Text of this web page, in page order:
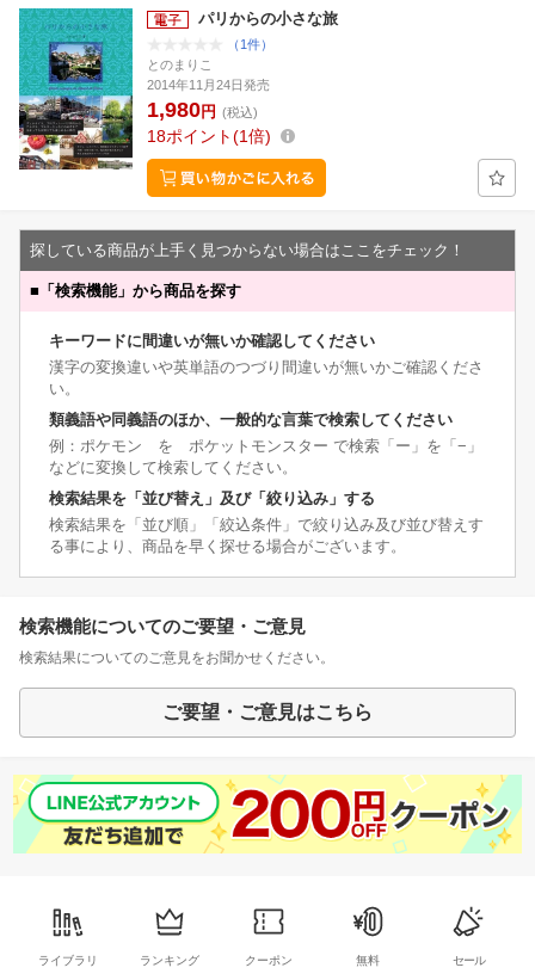
パリからの小さな旅
（1件）
とのまりこ
2014年11月24日発売
1,980円 (税込)
18ポイント 1倍
探している商品が上手く見つからない場合はここをチェック！
■ 「検索機能」から商品を探す
キーワードに間違いが無いか確認してください
漢字の変換違いや英単語のつづり間違いが無いかご確認くださ
い。
類義語や同義語のほか、一般的な言葉で検索してください
例：ポケモン を ポケットモンスター で検索「ー」を「−」
などに変換して検索してください。
検索結果を「並び替え」及び「絞り込み」する
検索結果を「並び順」「絞込条件」で絞り込み及び並び替えす
る事により、商品を早く探せる場合がございます。
検索機能についてのご要望・ご意見
検索結果についてのご意見をお聞かせください。
ご要望・ご意見はこちら
ライブラリ ランキング クーポン 無料 セール